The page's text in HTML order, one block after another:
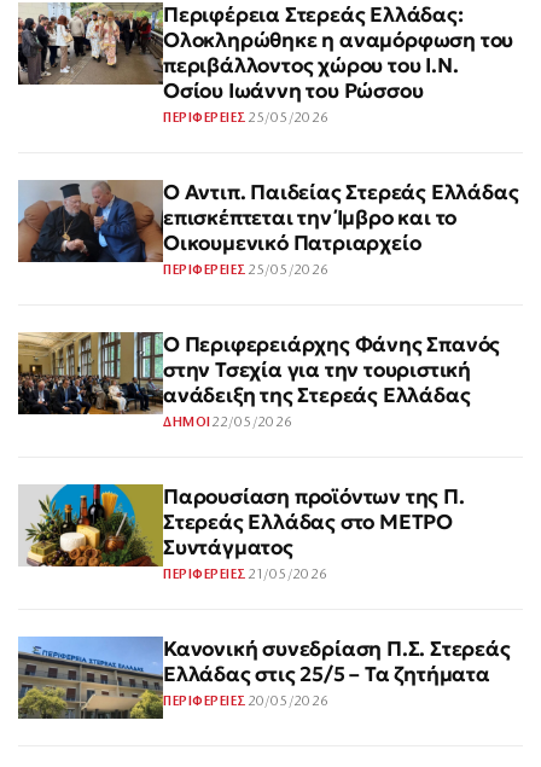
Περιφέρεια Στερεάς Ελλάδας:
Ολοκληρώθηκε η αναμόρφωση του
περιβάλλοντος χώρου του Ι.Ν.
Οσίου Ιωάννη του Ρώσσου
ΠΕΡΙΦΕΡΕΙΕΣ 25/05/2026
Ο Αντιπ. Παιδείας Στερεάς Ελλάδας
επισκέπτεται την Ίμβρο και το
Οικουμενικό Πατριαρχείο
ΠΕΡΙΦΕΡΕΙΕΣ 25/05/2026
Ο Περιφερειάρχης Φάνης Σπανός
στην Τσεχία για την τουριστική
ανάδειξη της Στερεάς Ελλάδας
ΔΗΜΟΙ 22/05/2026
Παρουσίαση προϊόντων της Π.
Στερεάς Ελλάδας στο ΜΕΤΡΟ
Συντάγματος
ΠΕΡΙΦΕΡΕΙΕΣ 21/05/2026
Κανονική συνεδρίαση Π.Σ. Στερεάς
Ελλάδας στις 25/5 – Τα ζητήματα
ΠΕΡΙΦΕΡΕΙΕΣ 20/05/2026